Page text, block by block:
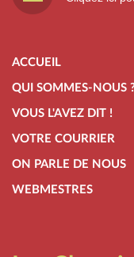
ACCUEIL
QUI SOMMES-NOUS
VOUS L'AVEZ DIT !
VOTRE COURRIER
ON PARLE DE NOUS
WEBMESTRES